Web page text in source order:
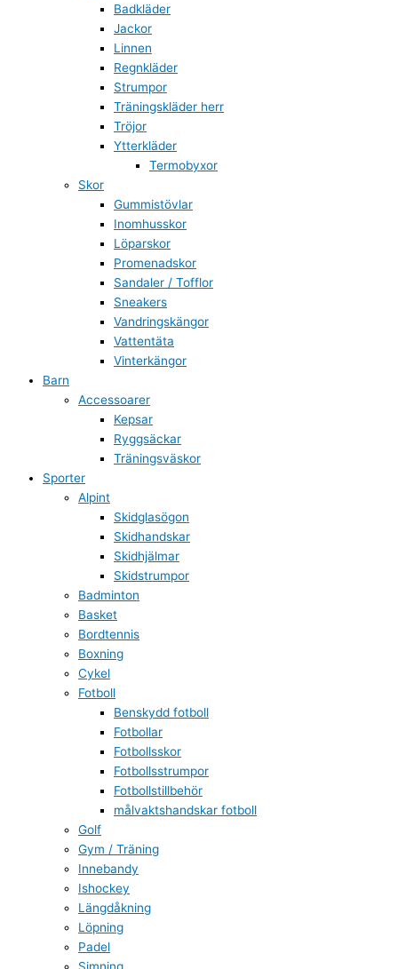
Badkläder
Jackor
Linnen
Regnkläder
Strumpor
Träningskläder herr
Tröjor
Ytterkläder
Termobyxor
Skor
Gummistövlar
Inomhusskor
Löparskor
Promenadskor
Sandaler / Tofflor
Sneakers
Vandringskängor
Vattentäta
Vinterkängor
Barn
Accessoarer
Kepsar
Ryggsäckar
Träningsväskor
Sporter
Alpint
Skidglasögon
Skidhandskar
Skidhjälmar
Skidstrumpor
Badminton
Basket
Bordtennis
Boxning
Cykel
Fotboll
Benskydd fotboll
Fotbollar
Fotbollsskor
Fotbollsstrumpor
Fotbollstillbehör
målvaktshandskar fotboll
Golf
Gym / Träning
Innebandy
Ishockey
Längdåkning
Löpning
Padel